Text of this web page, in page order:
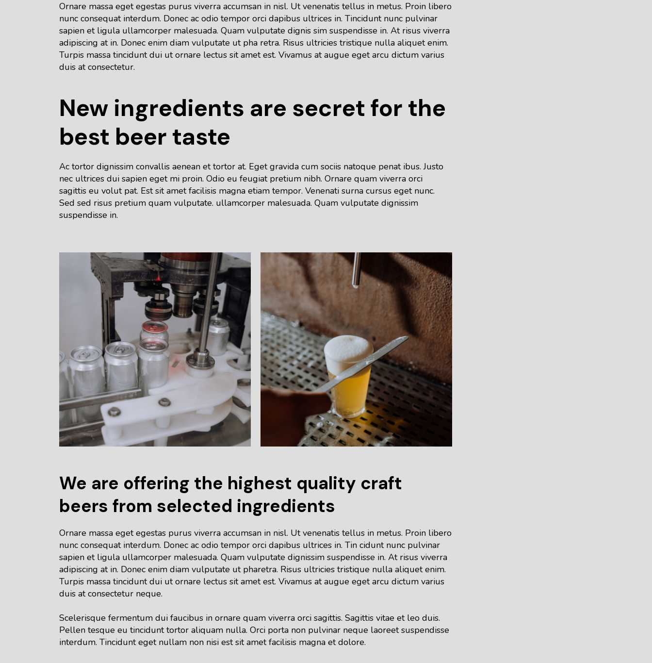
Ornare massa eget egestas purus viverra accumsan in nisl. Ut venenatis tellus in metus. Proin libero
nunc consequat interdum. Donec ac odio tempor orci dapibus ultrices in. Tincidunt nunc pulvinar
sapien et ligula ullamcorper malesuada. Quam vulputate dignis sim suspendisse in. At risus viverra
adipiscing at in. Donec enim diam vulputate ut pha retra. Risus ultricies tristique nulla aliquet enim.
Turpis massa tincidunt dui ut ornare lectus sit amet est. Vivamus at augue eget arcu dictum varius
duis at consectetur.
New ingredients are secret for the
best beer taste
Ac tortor dignissim convallis aenean et tortor at. Eget gravida cum sociis natoque penat ibus. Justo
nec ultrices dui sapien eget mi proin. Odio eu feugiat pretium nibh. Ornare quam viverra orci
sagittis eu volut pat. Est sit amet facilisis magna etiam tempor. Venenati surna cursus eget nunc.
Sed sed risus pretium quam vulputate. ullamcorper malesuada. Quam vulputate dignissim
suspendisse in.
We are offering the highest quality craft
beers from selected ingredients
Ornare massa eget egestas purus viverra accumsan in nisl. Ut venenatis tellus in metus. Proin libero
nunc consequat interdum. Donec ac odio tempor orci dapibus ultrices in. Tin cidunt nunc pulvinar
sapien et ligula ullamcorper malesuada. Quam vulputate dignissim suspendisse in. At risus viverra
adipiscing at in. Donec enim diam vulputate ut pharetra. Risus ultricies tristique nulla aliquet enim.
Turpis massa tincidunt dui ut ornare lectus sit amet est. Vivamus at augue eget arcu dictum varius
duis at consectetur neque.
Scelerisque fermentum dui faucibus in ornare quam viverra orci sagittis. Sagittis vitae et leo duis.
Pellen tesque eu tincidunt tortor aliquam nulla. Orci porta non pulvinar neque laoreet suspendisse
interdum. Tincidunt eget nullam non nisi est sit amet facilisis magna et dolore.